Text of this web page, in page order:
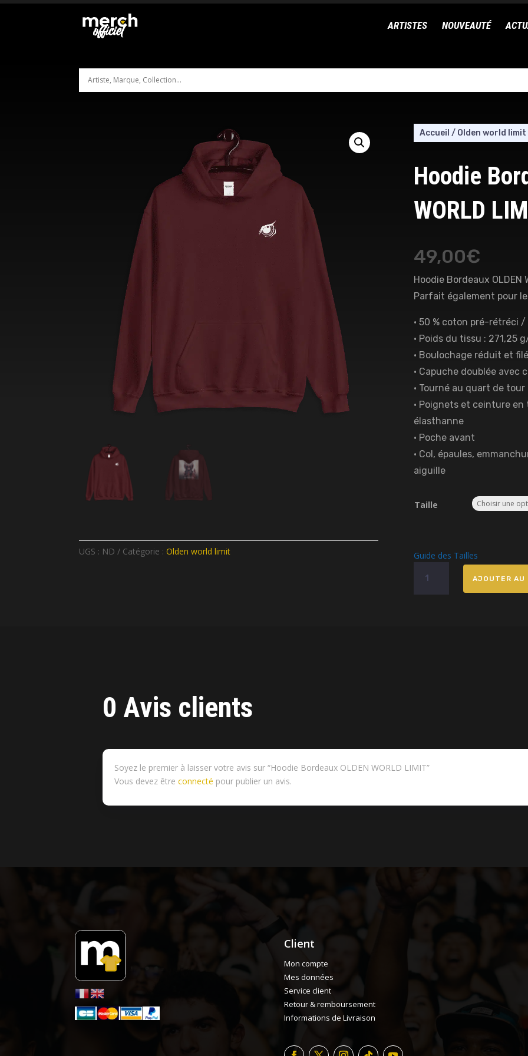
ARTISTES NOUVEAUTÉ
UGS : ND Catégorie : Olden world limit
Accueil / Olden world limit
Hoodie
WORLD
49,00€
Hoodie Bordeaux OLDEN
Parfait également pour
• 50 % coton pré-rétréci /
• Poids du tissu : 271,25
• Boulochage réduit et
• Capuche doublée avec
• Tourné au quart de
• Poignets et ceinture
élasthanne
• Poche avant
• Col, épaules,
aiguille
Taille
Guide des Tailles
Hoodie
AJOUTER AU
0 Avis clients
Soyez le premier à laisser votre avis sur “Hoodie Bordeaux OLDEN WORLD LIMIT”
Vous devez êtreconnecté pour publier un avis.
Client
Mon compte
Mes données
Service client
Retour & remboursement
Informations de Livraison